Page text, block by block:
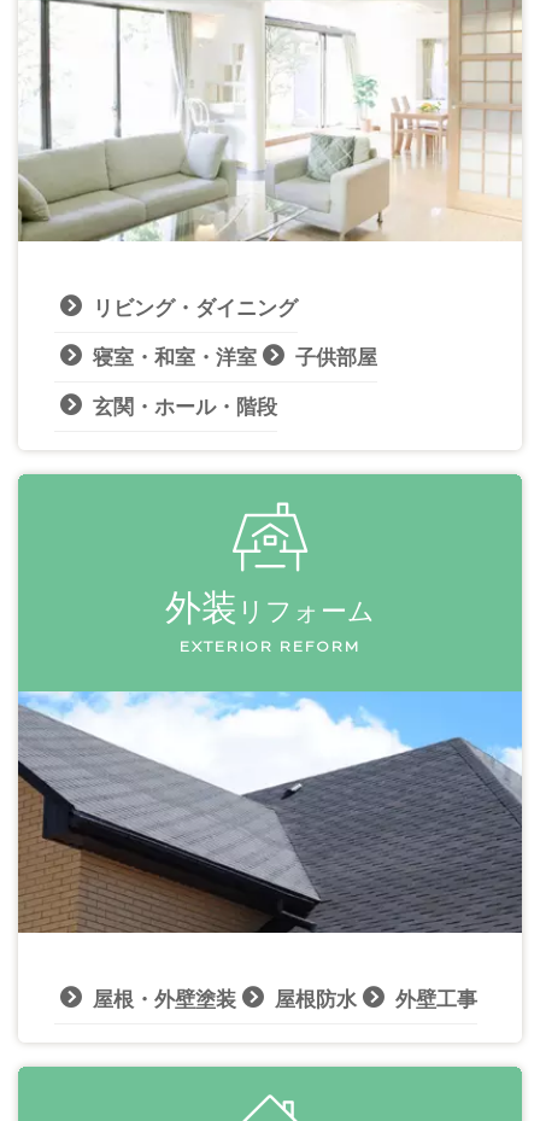
リビング・ダイニング
寝室・和室・洋室 子供部屋
玄関・ホール・階段
外装 リフォーム
EXTERIOR REFORM
屋根・外壁塗装 屋根防水 外壁工事